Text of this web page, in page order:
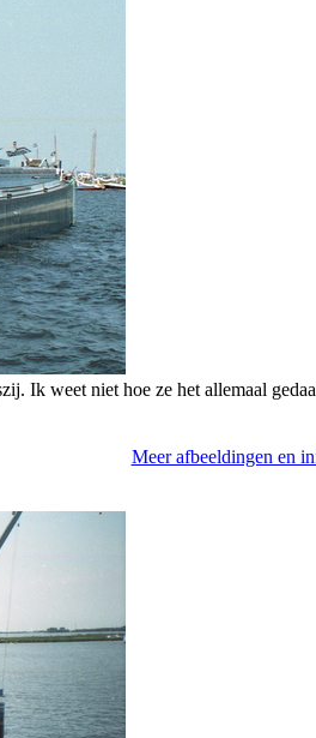
Ik weet niet hoe ze het allemaal
Meer afbeeldingen en